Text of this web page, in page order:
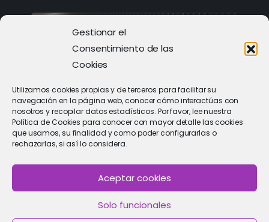
Gestionar el
Consentimiento de las
Cookies
Utilizamos cookies propias y de terceros para facilitar su
navegación en la página web, conocer cómo interactúas con
nosotros y recopilar datos estadísticos. Por favor, lee nuestra
Política de Cookies para conocer con mayor detalle las cookies
que usamos, su finalidad y como poder configurarlas o
rechazarlas, si así lo considera.
Aceptar cookies
Solo funcionales
PIDE CITA
Solicitar cita con un especialista